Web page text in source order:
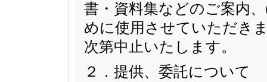
書・資料集などのご案内
めに使用させていただき
次第中止いたします。
２．提供、委託について